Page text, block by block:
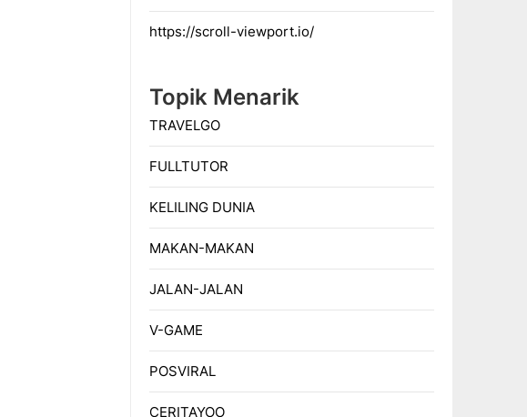
https://scroll-viewport.io/
Topik Menarik
TRAVELGO
FULLTUTOR
KELILING DUNIA
MAKAN-MAKAN
JALAN-JALAN
V-GAME
POSVIRAL
CERITAYOO